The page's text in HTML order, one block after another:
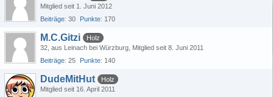
Mitglied seit 1. Juni 2012
Beiträge 30 Punkte 170
M.C.Gitzi
Holz
32 aus Leinach bei Würzburg Mitglied seit 8. Juni 2011
Beiträge 25 Punkte 140
DudeMitHut
Holz
Mitglied seit 16. April 2011